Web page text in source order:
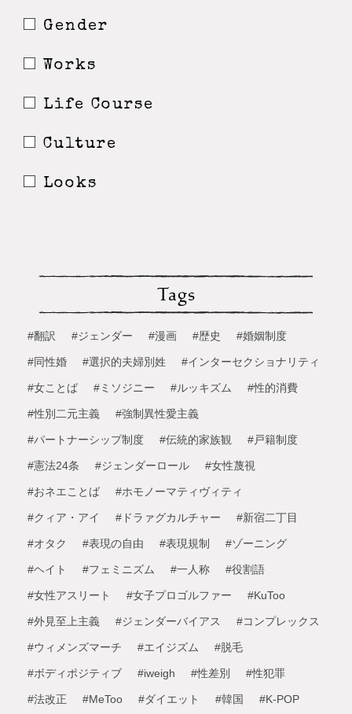
Gender
Works
Life Course
Culture
Looks
Tags
#翻訳 #ジェンダー #漫画 #歴史 #婚姻制度
#同性婚 #選択的夫婦別姓 #インターセクショナリティ
#女ことば #ミソジニー #ルッキズム #性的消費
#性別二元主義 #強制異性愛主義
#パートナーシップ制度 #伝統的家族観 #戸籍制度
#憲法24条 #ジェンダーロール #女性蔑視
#おネエことば #ホモノーマティヴィティ
#クィア・アイ #ドラァグカルチャー #新宿二丁目
#オタク #表現の自由 #表現規制 #ゾーニング
#ヘイト #フェミニズム #一人称 #役割語
#女性アスリート #女子プロゴルファー #KuToo
#外見至上主義 #ジェンダーバイアス #コンプレックス
#ウィメンズマーチ #エイジズム #脱毛
#ボディポジティブ #iweigh #性差別 #性犯罪
#法改正 #MeToo #ダイエット #韓国 #K-POP